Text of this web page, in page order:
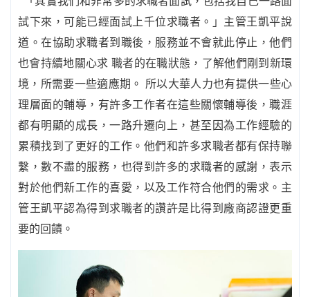
試下來，可能已經面試上千位求職者。」主管王凱平說
道。在協助求職者到職後，服務並不會就此停止，他們
也會持續地關心求 職者的在職狀態，了解他們剛到新環
境，所需要一些適應期。 所以大華人力也有提供一些心
理層面的輔導，有許多工作者在這些關懷輔導後，職涯
都有明顯的成長，一路升遷向上，甚至因為工作經驗的
累積找到了更好的工作。他們和許多求職者都有保持聯
繫，數不盡的服務，也得到許多的求職者的感謝，表示
對於他們新工作的喜愛，以及工作符合他們的需求。主
管王凱平認為得到求職者的讚許是比得到廠商認證更重
要的回饋。